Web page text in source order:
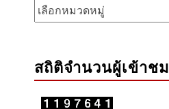
Categories
สถิติจำนวนผู้เข้าชม